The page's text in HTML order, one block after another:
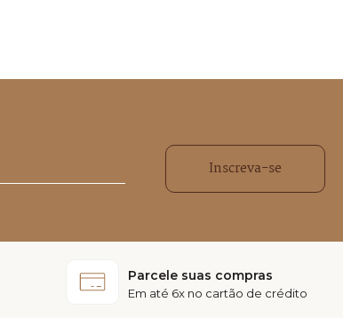
Inscreva-se
Parcele suas compras
Em até 6x no cartão de crédito